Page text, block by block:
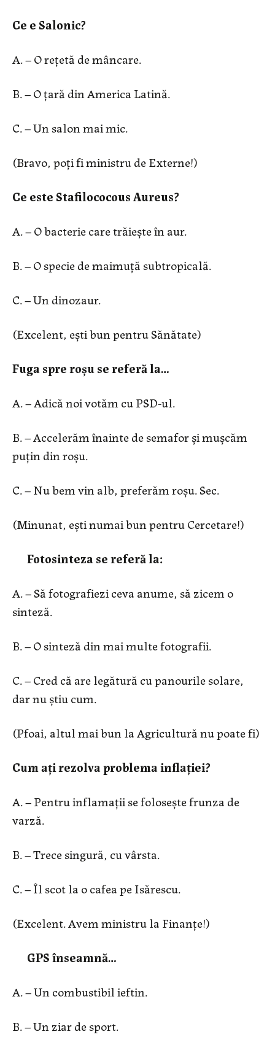
Ce e Salonic?
A. – O rețetă de mâncare.
B. – O țară din America Latină.
C. – Un salon mai mic.
(Bravo, poți fi ministru de Externe!)
Ce este Stafilococous Aureus?
A. – O bacterie care trăiește în aur.
B. – O specie de maimuță subtropicală.
C. – Un dinozaur.
(Excelent, ești bun pentru Sănătate)
Fuga spre roșu se referă la…
A. – Adică noi votăm cu PSD-ul.
B. – Accelerăm înainte de semafor și mușcăm
puțin din roșu.
C. – Nu bem vin alb, preferăm roșu. Sec.
(Minunat, ești numai bun pentru Cercetare!)
Fotosinteza se referă la:
A. – Să fotografiezi ceva anume, să zicem o
sinteză.
B. – O sinteză din mai multe fotografii.
C. – Cred că are legătură cu panourile solare,
dar nu știu cum.
(Pfoai, altul mai bun la Agricultură nu poate fi)
Cum ați rezolva problema inflației?
A. – Pentru inflamații se folosește frunza de
varză.
B. – Trece singură, cu vârsta.
C. – Îl scot la o cafea pe Isărescu.
(Excelent. Avem ministru la Finanțe!)
GPS înseamnă…
A. – Un combustibil ieftin.
B. – Un ziar de sport.